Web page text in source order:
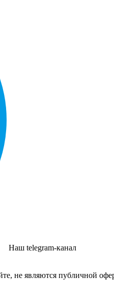
Наш telegram-канал
не являются публичной